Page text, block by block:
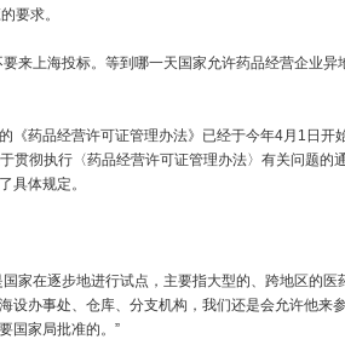
要求。
上海投标。等到哪一天国家允许药品经营企业异
药品经营许可证管理办法》已经于今年4月1日开
贯彻执行〈药品经营许可证管理办法〉有关问题的通
具体规定。
在逐步地进行试点，主要指大型的、跨地区的医
设办事处、仓库、分支机构，我们还是会允许他来
国家局批准的。”